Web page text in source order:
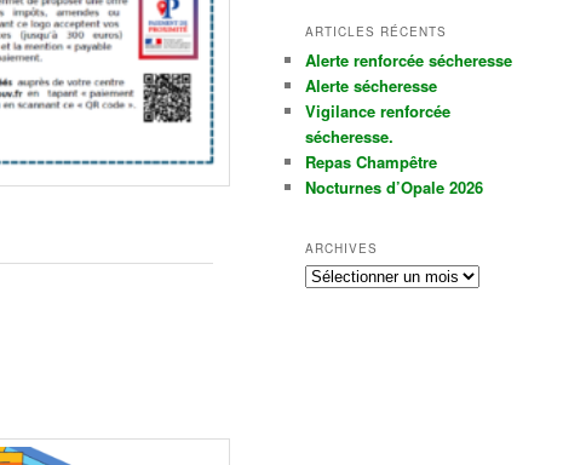
ARTICLES RÉCENTS
Alerte renforcée sécheresse
Alerte sécheresse
Vigilance renforcée
sécheresse.
Repas Champêtre
Nocturnes d’Opale 2026
ARCHIVES
A